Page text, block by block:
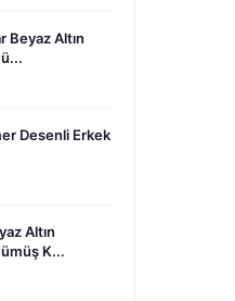
Beyaz Altın
Desenli Erkek
Altın
K...